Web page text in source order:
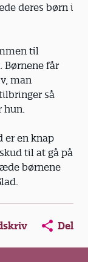
deres børn i
til
Børnene får
man
så
hun.
er en knap
til at gå på
børnene
a new window
in a new
Opens in
Del